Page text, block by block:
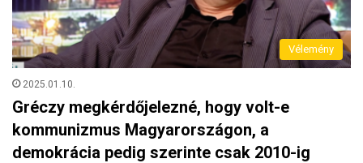
Vélemény
2025.01.10.
Gréczy megkérdőjelezné, hogy volt-e
kommunizmus Magyarországon, a
demokrácia pedig szerinte csak 2010-ig